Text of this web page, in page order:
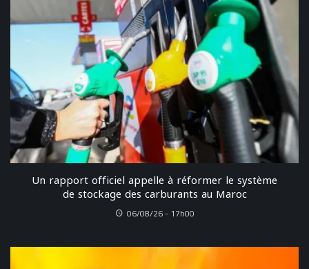
Un rapport officiel appelle à réformer le système
de stockage des carburants au Maroc
06/08/26 - 17h00